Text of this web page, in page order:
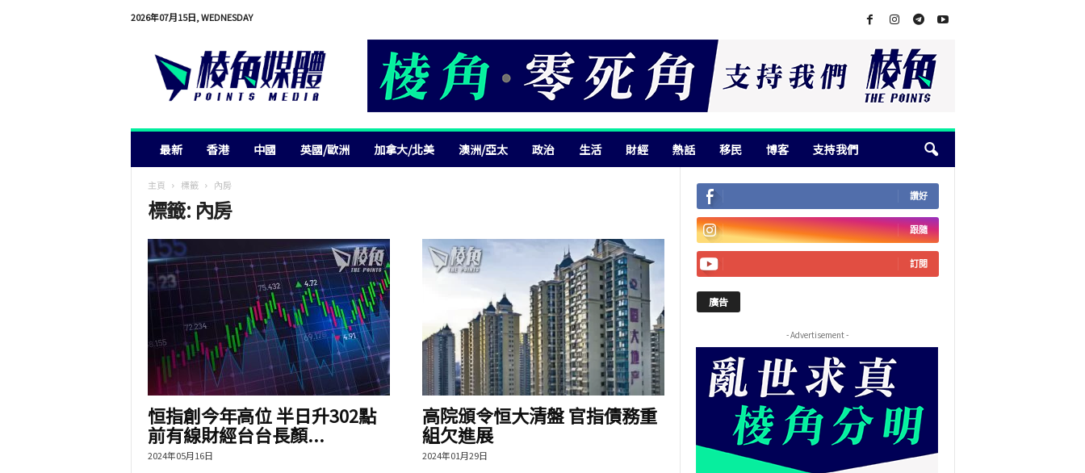
2026年07月15日, WEDNESDAY
最新 香港 中國 英國/歐洲 加拿大/北美 澳洲/亞太 政治 生活 財經 熱話 移民 博客 支持我們
主頁 標籤 內房
標籤: 內房
恒指創今年高位 半日升302點
前有線財經台台長顏...
2024年05月16日
高院頒令恒大清盤 官指債務重
組欠進展
2024年01月29日
讚好
跟隨
訂閱
廣告
- Advertisement -